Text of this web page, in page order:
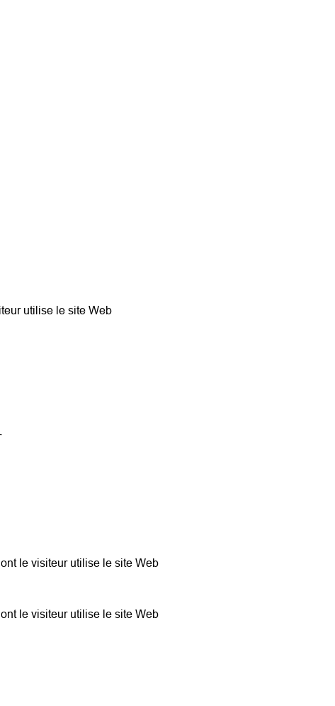
utilise le site Web
le visiteur utilise le site Web
le visiteur utilise le site Web